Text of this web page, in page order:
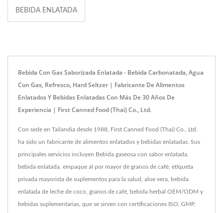
BEBIDA ENLATADA
Bebida Con Gas Saborizada Enlatada - Bebida Carbonatada, Agua
Con Gas, Refresco, Hard Seltzer | Fabricante De Alimentos
Enlatados Y Bebidas Enlatadas Con Más De 30 Años De
Experiencia | First Canned Food (Thai) Co., Ltd.
Con sede en Tailandia desde 1988, First Canned Food (Thai) Co., Ltd.
ha sido un fabricante de alimentos enlatados y bebidas enlatadas. Sus
principales servicios incluyen Bebida gaseosa con sabor enlatada,
bebida enlatada, empaque al por mayor de granos de café, etiqueta
privada mayorista de suplementos para la salud, aloe vera, bebida
enlatada de leche de coco, granos de café, bebida herbal OEM/ODM y
bebidas suplementarias, que se sirven con certificaciones ISO, GMP,